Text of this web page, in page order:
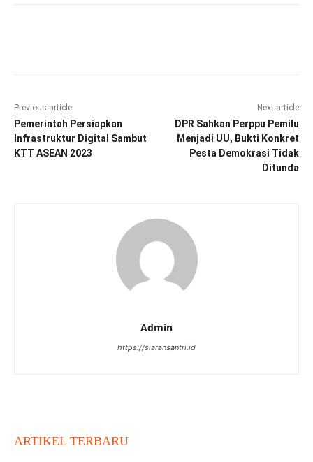
Previous article
Pemerintah Persiapkan
Infrastruktur Digital Sambut
KTT ASEAN 2023
Next article
DPR Sahkan Perppu Pemilu
Menjadi UU, Bukti Konkret
Pesta Demokrasi Tidak
Ditunda
Admin
https://siaransantri.id
ARTIKEL TERBARU